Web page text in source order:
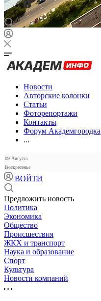
Новости
Авторские колонки
Статьи
Фоторепортажи
Контакты
Форум Академгородка
...
09 Августа
Воскресенье
ВОЙТИ
Предложить новость
Политика
Экономика
Общество
Происшествия
ЖКХ и транспорт
Наука и образование
Спорт
Культура
Новости компаний